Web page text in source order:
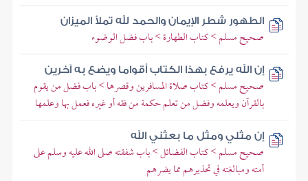
الطهور شطر الإيمان والحمد لله تملأ الميزان
صحيح مسلم > كتاب الطهارة > باب فضل الوضوء
إن الله يرفع بهذا الكتاب أقواما ويضع به آخرين
صحيح مسلم > كتاب صلاة المسافرين وقصرها > باب فضل من يقوم
بالقرآن ويعلمه وفضل من تعلم حكمة من فقه أو غيره فعمل بها وعلمها
إن مثلي ومثل ما بعثني الله
صحيح مسلم > كتاب الفضائل > باب شفقته صلى الله عليه وسلم على
أمته ومبالغته في تحذيرهم مما يضرهم